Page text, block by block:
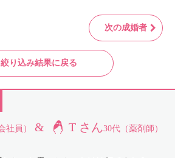
次の成婚者
絞り込み結果に戻る
社員） & T さん30代（薬剤師）